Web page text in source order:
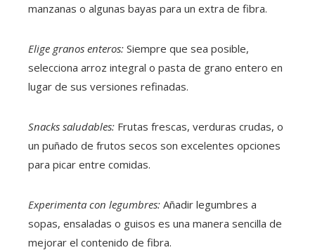
manzanas o algunas bayas para un extra de fibra.
Elige granos enteros: Siempre que sea posible,
selecciona arroz integral o pasta de grano entero en
lugar de sus versiones refinadas.
Snacks saludables: Frutas frescas, verduras crudas, o
un puñado de frutos secos son excelentes opciones
para picar entre comidas.
Experimenta con legumbres: Añadir legumbres a
sopas, ensaladas o guisos es una manera sencilla de
mejorar el contenido de fibra.